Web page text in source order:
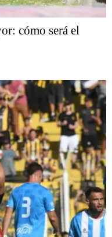
cómo será el